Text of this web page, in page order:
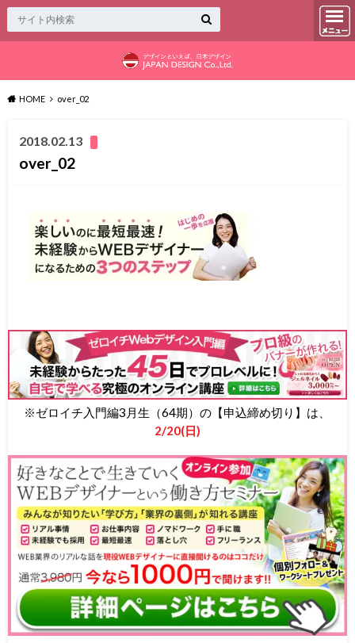
HOME over_02
2018.02.13
over_02
※ゼロイチ入門編3月生（64期）の【申込締め切り】は、
2/20(日)